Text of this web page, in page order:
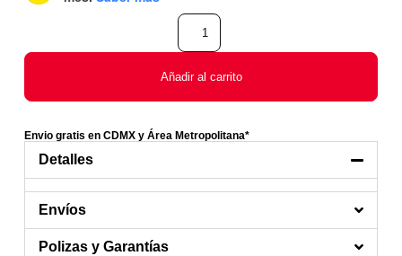
Añadir al carrito
Envio gratis en CDMX y Área Metropolitana*
Detalles
Envíos
Polizas y Garantías